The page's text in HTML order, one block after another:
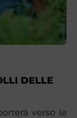
DELLE
verso le